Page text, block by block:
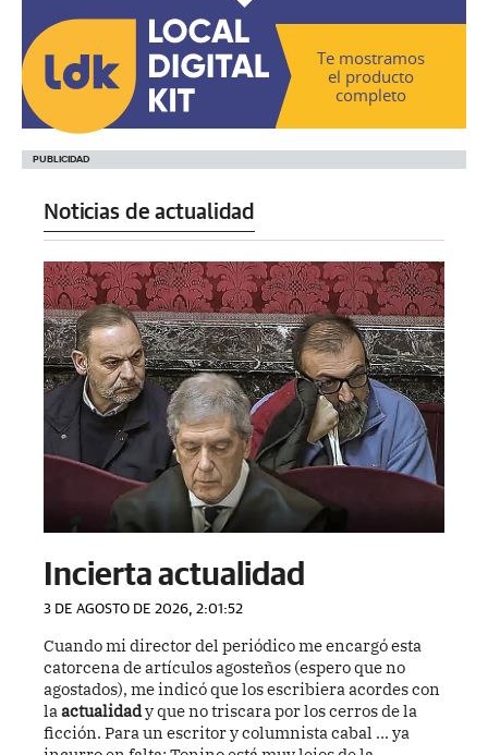
Te mostramos
el producto
completo
Noticias de actualidad
Incierta actualidad
3 DE AGOSTO DE 2026, 2:01:52
Cuando mi director del periódico me encargó esta
catorcena de artículos agosteños (espero que no
agostados), me indicó que los escribiera acordes con
laactualidady que no triscara por los cerros de la
ficción. Para un escritor y columnista cabal ... ya